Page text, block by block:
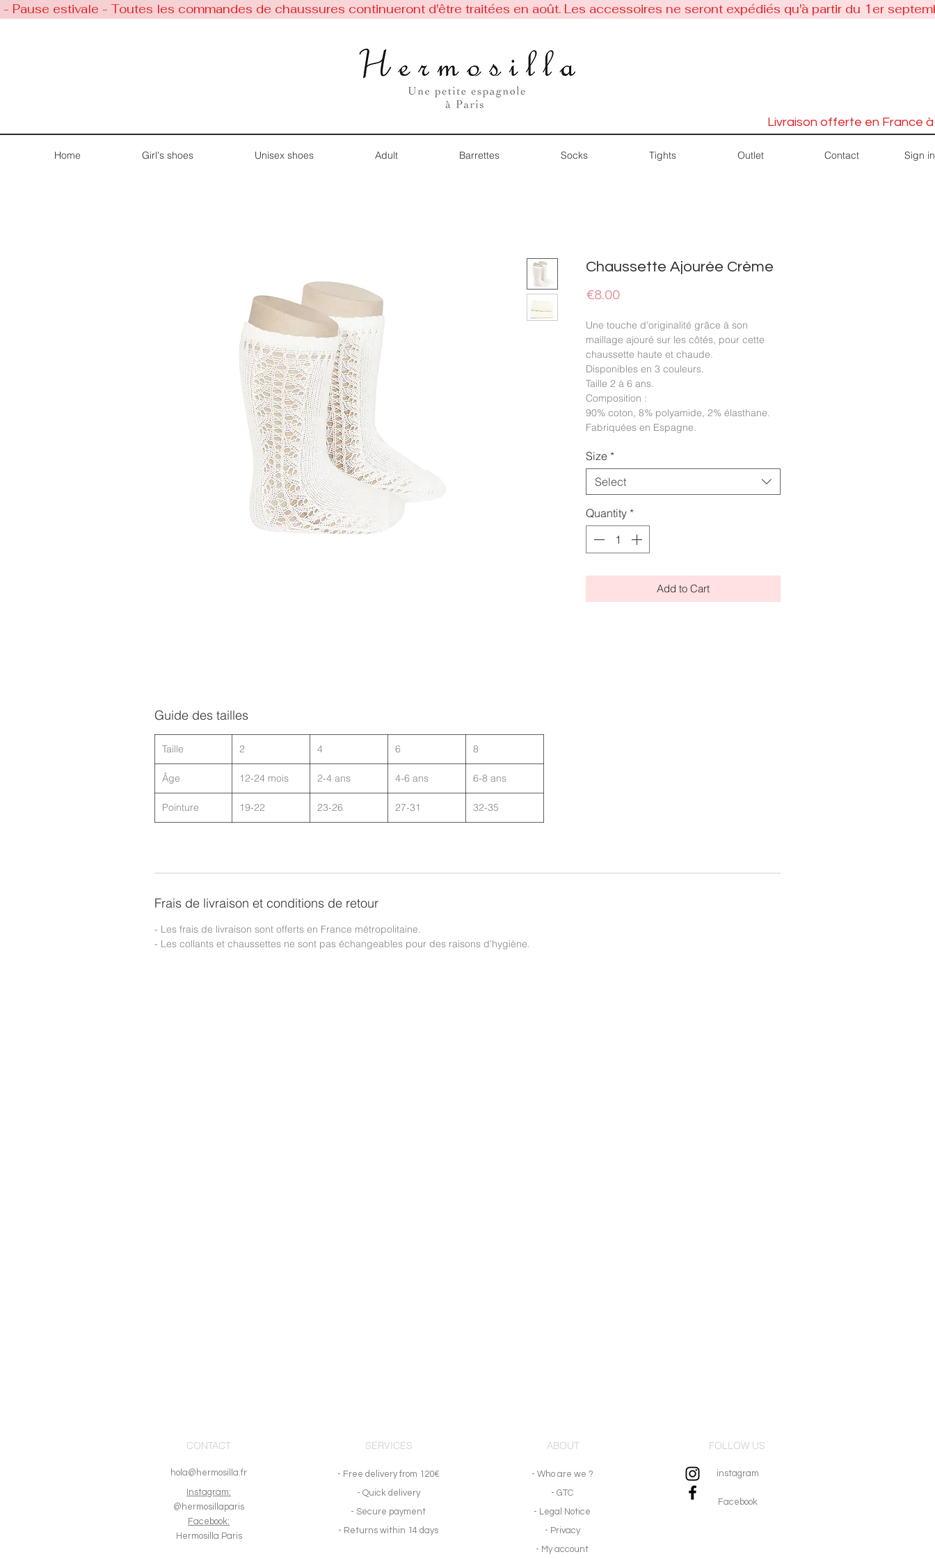
- Pause estivale - Toutes les commandes de chaussures continueront d'être traitées en août. Les accessoires ne seront expédiés qu'à partir du 1er
Sign in
Home Girl's shoes Unisex shoes Adult Barrettes Socks Tights Outlet Contact
Livraison offerte en France
Chaussette Ajourée Crème
€8.00Price
Une touche d'originalité grâce à son
maillage ajouré sur les côtés, pour cette
chaussette haute et chaude.
Disponibles en 3 couleurs.
Taille 2 à 6 ans.
Composition :
90% coton, 8% polyamide, 2% élasthane.
Fabriquées en Espagne.
Size *
Select
Quantity *
Add to Cart
Guide des tailles
Taille 2 4 6 8
Âge 12-24 mois 2-4 ans 4-6 ans 6-8 ans
Pointure 19-22 23-26 27-31 32-35
Frais de livraison et conditions de retour
- Les frais de livraison sont offerts en France métropolitaine.
- Les collants et chaussettes ne sont pas échangeables pour des raisons d'hygiène.
CONTACT
hola@hermosilla.fr
nstagram:
@hermosillaparis
Facebook:
Hermosilla Paris
SERVICES
- Free delivery from 120€
- Quick delivery
- Secure payment
- Returns within 14 days
ABOUT
- Who are we ?
- GTC
- Legal Notice
- Privacy
- My account
FOLLOW US
instagram
Facebook